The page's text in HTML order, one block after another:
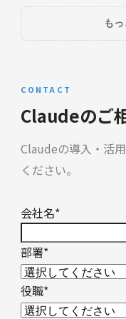
も
CONTACT
Claudeのご
Claudeの導入・活
ください。
会社名*
部署*
役職*